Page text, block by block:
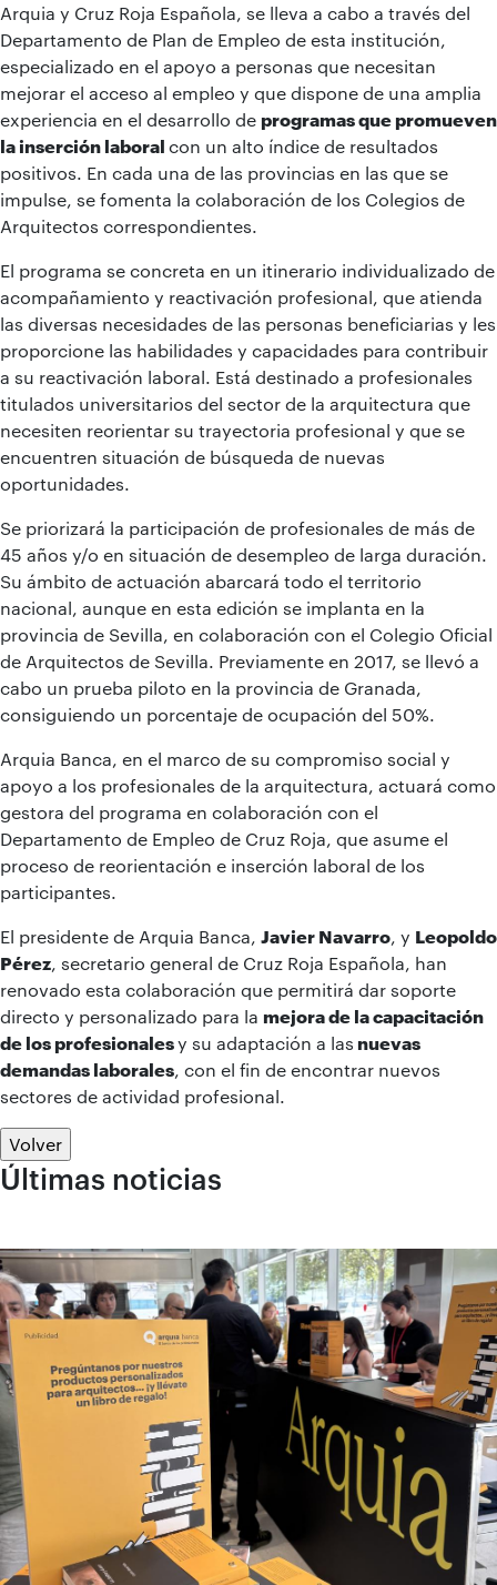
Arquia y Cruz Roja Española, se lleva a cabo a través del
Departamento de Plan de Empleo de esta institución,
especializado en el apoyo a personas que necesitan
mejorar el acceso al empleo y que dispone de una amplia
experiencia en el desarrollo de programas que promueven
la inserción laboral con un alto índice de resultados
positivos. En cada una de las provincias en las que se
impulse, se fomenta la colaboración de los Colegios de
Arquitectos correspondientes.
El programa se concreta en un itinerario individualizado de
acompañamiento y reactivación profesional, que atienda
las diversas necesidades de las personas beneficiarias y les
proporcione las habilidades y capacidades para contribuir
a su reactivación laboral. Está destinado a profesionales
titulados universitarios del sector de la arquitectura que
necesiten reorientar su trayectoria profesional y que se
encuentren situación de búsqueda de nuevas
oportunidades.
Se priorizará la participación de profesionales de más de
45 años y/o en situación de desempleo de larga duración.
Su ámbito de actuación abarcará todo el territorio
nacional, aunque en esta edición se implanta en la
provincia de Sevilla, en colaboración con el Colegio Oficial
de Arquitectos de Sevilla. Previamente en 2017, se llevó a
cabo un prueba piloto en la provincia de Granada,
consiguiendo un porcentaje de ocupación del 50%.
Arquia Banca, en el marco de su compromiso social y
apoyo a los profesionales de la arquitectura, actuará como
gestora del programa en colaboración con el
Departamento de Empleo de Cruz Roja, que asume el
proceso de reorientación e inserción laboral de los
participantes.
El presidente de Arquia Banca, Javier Navarro , y Leopoldo
Pérez , secretario general de Cruz Roja Española, han
renovado esta colaboración que permitirá dar soporte
directo y personalizado para la mejora de la capacitación
de los profesionalesy su adaptación a las nuevas
demandas laborales , con el fin de encontrar nuevos
sectores de actividad profesional.
Volver
Últimas noticias